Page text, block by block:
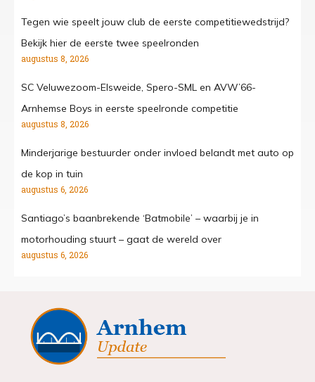
Tegen wie speelt jouw club de eerste competitiewedstrijd?
Bekijk hier de eerste twee speelronden
augustus 8, 2026
SC Veluwezoom-Elsweide, Spero-SML en AVW’66-
Arnhemse Boys in eerste speelronde competitie
augustus 8, 2026
Minderjarige bestuurder onder invloed belandt met auto op
de kop in tuin
augustus 6, 2026
Santiago’s baanbrekende ‘Batmobile’ – waarbij je in
motorhouding stuurt – gaat de wereld over
augustus 6, 2026